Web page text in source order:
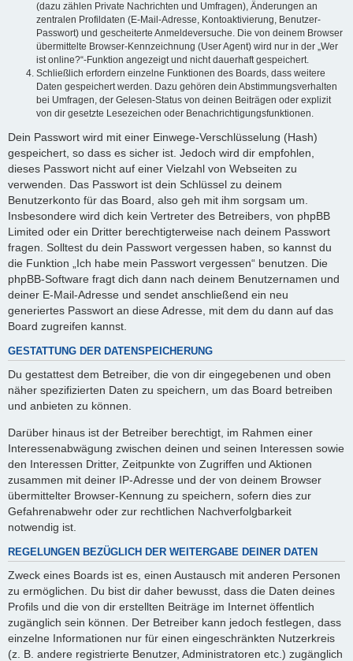
(dazu zählen Private Nachrichten und Umfragen), Änderungen an
zentralen Profildaten (E-Mail-Adresse, Kontoaktivierung, Benutzer-
Passwort) und gescheiterte Anmeldeversuche. Die von deinem Browser
übermittelte Browser-Kennzeichnung (User Agent) wird nur in der „Wer
ist online?“-Funktion angezeigt und nicht dauerhaft gespeichert.
Schließlich erfordern einzelne Funktionen des Boards, dass weitere
Daten gespeichert werden. Dazu gehören dein Abstimmungsverhalten
bei Umfragen, der Gelesen-Status von deinen Beiträgen oder explizit
von dir gesetzte Lesezeichen oder Benachrichtigungsfunktionen.
Dein Passwort wird mit einer Einwege-Verschlüsselung (Hash)
gespeichert, so dass es sicher ist. Jedoch wird dir empfohlen,
dieses Passwort nicht auf einer Vielzahl von Webseiten zu
verwenden. Das Passwort ist dein Schlüssel zu deinem
Benutzerkonto für das Board, also geh mit ihm sorgsam um.
Insbesondere wird dich kein Vertreter des Betreibers, von phpBB
Limited oder ein Dritter berechtigterweise nach deinem Passwort
fragen. Solltest du dein Passwort vergessen haben, so kannst du
die Funktion „Ich habe mein Passwort vergessen“ benutzen. Die
phpBB-Software fragt dich dann nach deinem Benutzernamen und
deiner E-Mail-Adresse und sendet anschließend ein neu
generiertes Passwort an diese Adresse, mit dem du dann auf das
Board zugreifen kannst.
GESTATTUNG DER DATENSPEICHERUNG
Du gestattest dem Betreiber, die von dir eingegebenen und oben
näher spezifizierten Daten zu speichern, um das Board betreiben
und anbieten zu können.
Darüber hinaus ist der Betreiber berechtigt, im Rahmen einer
Interessenabwägung zwischen deinen und seinen Interessen sowie
den Interessen Dritter, Zeitpunkte von Zugriffen und Aktionen
zusammen mit deiner IP-Adresse und der von deinem Browser
übermittelter Browser-Kennung zu speichern, sofern dies zur
Gefahrenabwehr oder zur rechtlichen Nachverfolgbarkeit
notwendig ist.
REGELUNGEN BEZÜGLICH DER WEITERGABE DEINER DATEN
Zweck eines Boards ist es, einen Austausch mit anderen Personen
zu ermöglichen. Du bist dir daher bewusst, dass die Daten deines
Profils und die von dir erstellten Beiträge im Internet öffentlich
zugänglich sein können. Der Betreiber kann jedoch festlegen, dass
einzelne Informationen nur für einen eingeschränkten Nutzerkreis
(z. B. andere registrierte Benutzer, Administratoren etc.) zugänglich